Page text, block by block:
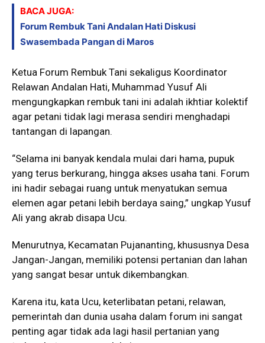
BACA JUGA:
⁠Forum Rembuk Tani Andalan Hati Diskusi
Swasembada Pangan di Maros
Ketua Forum Rembuk Tani sekaligus Koordinator
Relawan Andalan Hati, Muhammad Yusuf Ali
mengungkapkan rembuk tani ini adalah ikhtiar kolektif
agar petani tidak lagi merasa sendiri menghadapi
tantangan di lapangan.
“Selama ini banyak kendala mulai dari hama, pupuk
yang terus berkurang, hingga akses usaha tani. Forum
ini hadir sebagai ruang untuk menyatukan semua
elemen agar petani lebih berdaya saing,” ungkap Yusuf
Ali yang akrab disapa Ucu.
Menurutnya, Kecamatan Pujananting, khususnya Desa
Jangan-Jangan, memiliki potensi pertanian dan lahan
yang sangat besar untuk dikembangkan.
Karena itu, kata Ucu, keterlibatan petani, relawan,
pemerintah dan dunia usaha dalam forum ini sangat
penting agar tidak ada lagi hasil pertanian yang